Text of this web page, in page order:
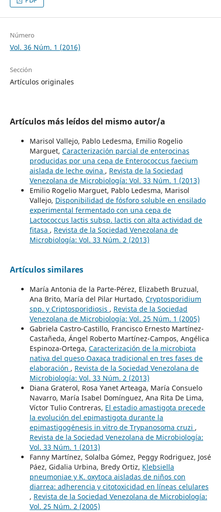
Número
Vol. 36 Núm. 1 (2016)
Sección
Artículos originales
Artículos más leídos del mismo autor/a
Marisol Vallejo, Pablo Ledesma, Emilio Rogelio
Marguet, Caracterización parcial de enterocinas
producidas por una cepa de Enterococcus faecium
aislada de leche ovina , Revista de la Sociedad
Venezolana de Microbiología: Vol. 33 Núm. 1 (2013)
Emilio Rogelio Marguet, Pablo Ledesma, Marisol
Vallejo, Disponibilidad de fósforo soluble en ensilado
experimental fermentado con una cepa de
Lactococcus lactis subsp. lactis con alta actividad de
fitasa , Revista de la Sociedad Venezolana de
Microbiología: Vol. 33 Núm. 2 (2013)
Artículos similares
María Antonia de la Parte-Pérez, Elizabeth Bruzual,
Ana Brito, María del Pilar Hurtado, Cryptosporidium
spp. y Criptosporidiosis , Revista de la Sociedad
Venezolana de Microbiología: Vol. 25 Núm. 1 (2005)
Gabriela Castro-Castillo, Francisco Ernesto Martínez-
Castañeda, Ángel Roberto Martínez-Campos, Angélica
Espinoza-Ortega, Caracterización de la microbiota
nativa del queso Oaxaca tradicional en tres fases de
elaboración , Revista de la Sociedad Venezolana de
Microbiología: Vol. 33 Núm. 2 (2013)
Diana Graterol, Rosa Yanet Arteaga, María Consuelo
Navarro, María Isabel Domínguez, Ana Rita De Lima,
Víctor Tulio Contreras, El estadio amastigota precede
la evolución del epimastigota durante la
epimastigogénesis in vitro de Trypanosoma cruzi ,
Revista de la Sociedad Venezolana de Microbiología:
Vol. 33 Núm. 1 (2013)
Fanny Martínez, Solalba Gómez, Peggy Rodriguez, José
Páez, Gidalia Urbina, Bredy Ortiz, Klebsiella
pneumoniae y K. oxytoca aisladas de niños con
diarrea: adherencia y citotoxicidad en líneas celulares
, Revista de la Sociedad Venezolana de Microbiología:
Vol. 25 Núm. 2 (2005)